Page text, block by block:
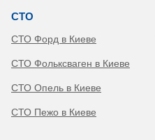
СТО
СТО Форд в Киеве
СТО Фольксваген в Киеве
СТО Опель в Киеве
СТО Пежо в Киеве